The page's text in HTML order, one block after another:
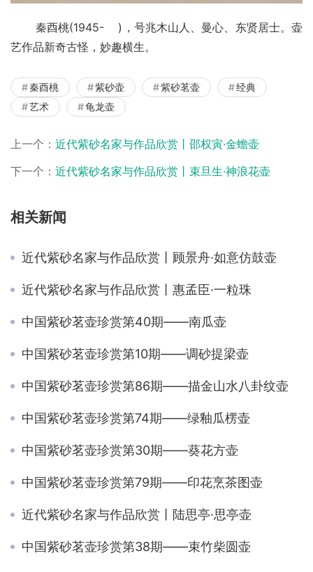
秦酉桃(1945-    )，号兆木山人、曼心、东贤居士。壶
艺作品新奇古怪，妙趣横生。
秦酉桃 紫砂壶 紫砂茗壶
经典
艺术
龟龙壶
上一个： 近代紫砂名家与作品欣赏丨邵权寅·金蟾壶
下一个： 近代紫砂名家与作品欣赏丨束旦生·神浪花壶
相关新闻
近代紫砂名家与作品欣赏丨顾景舟·如意仿鼓壶
近代紫砂名家与作品欣赏丨惠孟臣·一粒珠
中国紫砂茗壶珍赏第40期——南瓜壶
中国紫砂茗壶珍赏第10期——调砂提梁壶
中国紫砂茗壶珍赏第86期——描金山水八卦纹壶
中国紫砂茗壶珍赏第74期——绿釉瓜楞壶
中国紫砂茗壶珍赏第30期——葵花方壶
中国紫砂茗壶珍赏第79期——印花烹茶图壶
近代紫砂名家与作品欣赏丨陆思亭·思亭壶
中国紫砂茗壶珍赏第38期——束竹柴圆壶